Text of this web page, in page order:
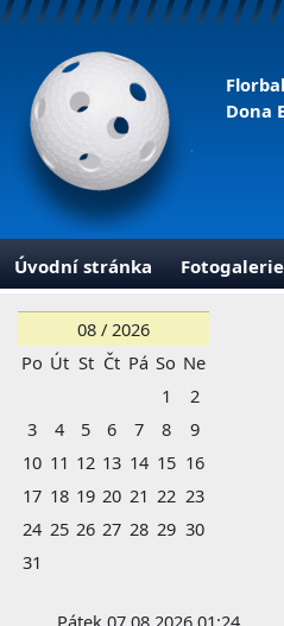
Dona
Úvodní stránka Fotogalerie
08 / 2026
Po Út St Čt Pá So Ne
1
2
3
4 5 6 7 8
9
10 11 12 13 14 15 16
17 18 19 20 21 22 23
24 25 26 27 28 29 30
31
Pátek 07.08.2026 01:24